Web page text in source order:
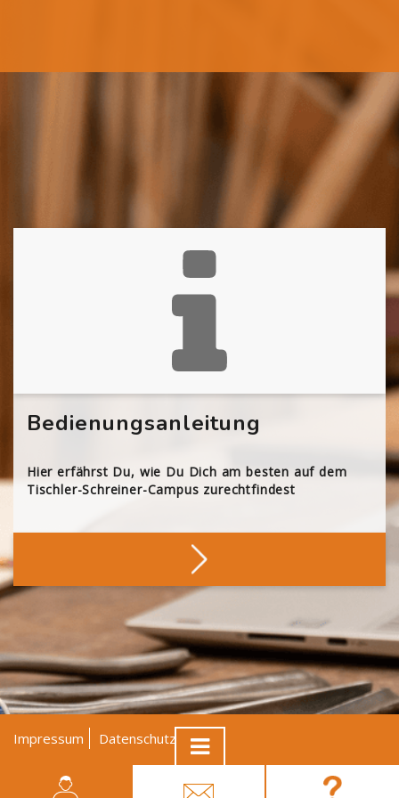
Bedienungsanleitung
Hier erfährst Du, wie Du Dich am besten auf dem
Tischler-Schreiner-Campus zurechtfindest
Impressum Datenschutz
AGB